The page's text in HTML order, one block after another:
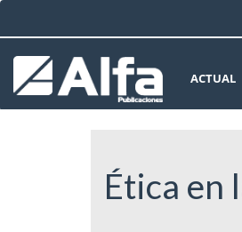
principal
Barra
lateral
ACTUAL
Ética en